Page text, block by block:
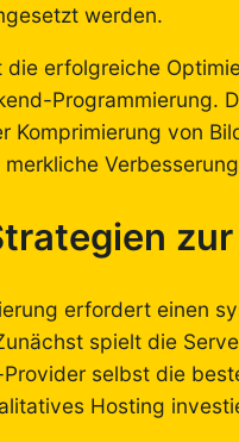
werden.
erfolgreiche
Programmierung.
Komprimierung von
erfordert einen
spielt die
selbst die
Hosting